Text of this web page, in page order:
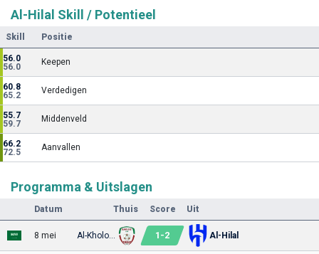
Al-Hilal Skill / Potentieel
Skill Positie
56.0
56.0
Keepen
60.8
65.2
Verdedigen
55.7
59.7
Middenveld
66.2
72.5
Aanvallen
Programma & Uitslagen
Datum Thuis Score Uit
8 mei Al-Kholood 1 -2 Al-Hilal